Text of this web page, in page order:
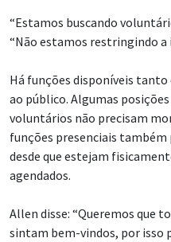
“Estamos buscando
“Não estamos restringindo a
Há funções disponíveis
ao público. Algumas
voluntários não precisam
funções presenciais também
desde que estejam
agendados.
Allen disse: “Queremos que
sintam bem-vindos, por isso